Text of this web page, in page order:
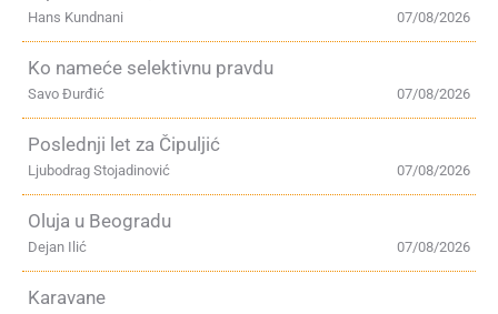
07/08/2026
Hans Kundnani
Ko nameće selektivnu pravdu
07/08/2026
Savo Đurđić
Poslednji let za Čipuljić
07/08/2026
Ljubodrag Stojadinović
Oluja u Beogradu
07/08/2026
Dejan Ilić
Karavane